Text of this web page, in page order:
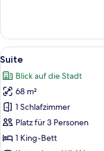
Alle
Fotos
für
Suite
anzeigen
13
Suite
Blick auf die Stadt
68 m²
1 Schlafzimmer
Platz für 3 Personen
1 King-Bett